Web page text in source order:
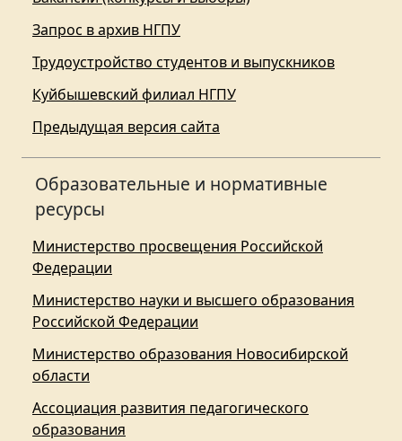
Запрос в архив НГПУ
Трудоустройство студентов и выпускников
Куйбышевский филиал НГПУ
Предыдущая версия сайта
Образовательные и нормативные
ресурсы
Министерство просвещения Российской
Федерации
Министерство науки и высшего образования
Российской Федерации
Министерство образования Новосибирской
области
Ассоциация развития педагогического
образования